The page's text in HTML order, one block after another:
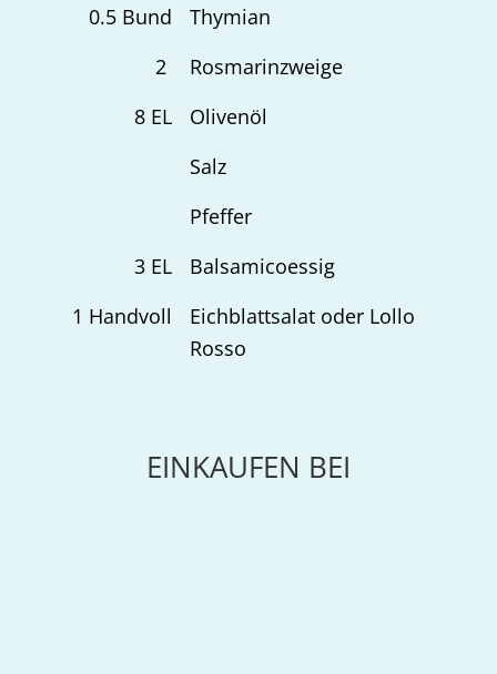
0.5Bund
Thymian
2
Rosmarinzweige
8EL
Olivenöl
Salz
Pfeffer
3EL
Balsamicoessig
1 Handvoll
Eichblattsalat oder Lollo
Rosso
EINKAUFEN BEI